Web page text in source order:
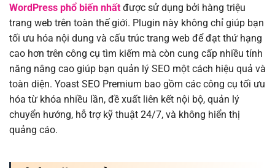
WordPress phổ biến nhất được sử dụng bởi hàng triệu
trang web trên toàn thế giới. Plugin này không chỉ giúp bạn
tối ưu hóa nội dung và cấu trúc trang web để đạt thứ hạng
cao hơn trên công cụ tìm kiếm mà còn cung cấp nhiều tính
năng nâng cao giúp bạn quản lý SEO một cách hiệu quả và
toàn diện. Yoast SEO Premium bao gồm các công cụ tối ưu
hóa từ khóa nhiều lần, đề xuất liên kết nội bộ, quản lý
chuyển hướng, hỗ trợ kỹ thuật 24/7, và không hiển thị
quảng cáo.